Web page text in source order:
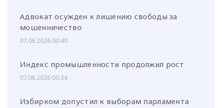
Адвокат осужден к лишению свободы за
мошенничество
07.08.2026 00:40
Индекс промышленности продолжил рост
07.08.2026 00:34
Избирком допустил к выборам парламента